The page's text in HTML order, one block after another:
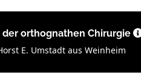
orthognathen Chirurgie
E. Umstadt aus Weinheim